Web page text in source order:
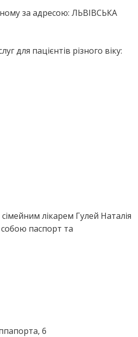
за адресою: ЛЬВІВСЬКА
для пацієнтів різного віку:
лікарем Гулей Наталія
паспорт та
6